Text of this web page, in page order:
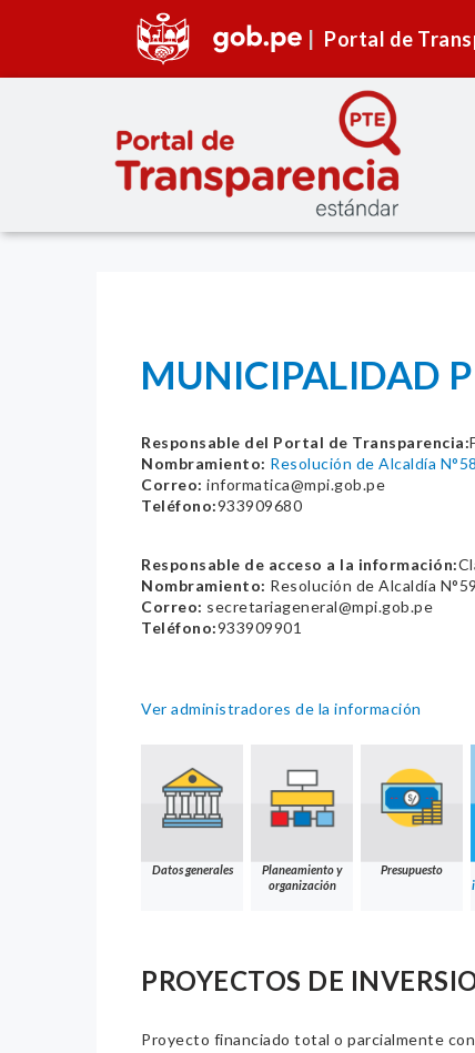
Portal de
MUNICIPALIDAD
Responsable del Portal de Transparencia:
Nombramiento: Resolución de Alcaldía
Correo: informatica@mpi.gob.pe
Teléfono:933909680
Responsable de acceso a la información:
Nombramiento: Resolución de Alcaldía
Correo: secretariageneral@mpi.gob.pe
Teléfono:933909901
Ver administradores de la información
Datos generales
Planeamiento y
organización
Presupuesto
PROYECTOS DE
Proyecto financiado total o parcialmente